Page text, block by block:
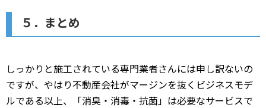
５．まとめ
しっかりと施工されている専門業者さんには申し訳ないの
ですが、やはり不動産会社がマージンを抜くビジネスモデ
ルである以上、「消臭・消毒・抗菌」は必要なサービスで